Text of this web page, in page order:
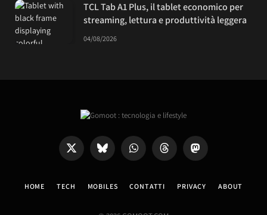
TCL Tab A1 Plus, il tablet economico per
streaming, lettura e produttività leggera
04/08/2026
X
Bluesky WhatsAppThreads Mastodon
HOME TECH MOBILES CONTATTI PRIVACY ABOUT